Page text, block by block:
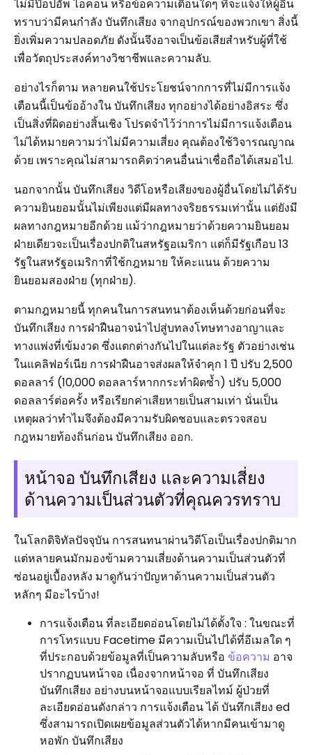
ไม่มีป๊อปอัพ ไอคอน หรือข้อความเตือนใดๆ ที่จะแจ้งให้ผู้อื่น
ทราบว่ามีคนกำลัง บันทึกเสียง จากอุปกรณ์ของพวกเขา สิ่งนี้
ยิ่งเพิ่มความปลอดภัย ดังนั้นจึงอาจเป็นข้อเสียสำหรับผู้ที่ใช้
เพื่อวัตถุประสงค์ทางวิชาชีพและความลับ.
อย่างไรก็ตาม หลายคนใช้ประโยชน์จากการที่ไม่มีการแจ้ง
เตือนนี้เป็นข้ออ้างใน บันทึกเสียง ทุกอย่างได้อย่างอิสระ ซึ่ง
เป็นสิ่งที่ผิดอย่างสิ้นเชิง โปรดจำไว้ว่าการไม่มีการแจ้งเตือน
ไม่ได้หมายความว่าไม่มีความเสี่ยง คุณต้องใช้วิจารณญาณ
ด้วย เพราะคุณไม่สามารถคิดว่าคนอื่นน่าเชื่อถือได้เสมอไป.
นอกจากนั้น บันทึกเสียง วิดีโอหรือเสียงของผู้อื่นโดยไม่ได้รับ
ความยินยอมนั้นไม่เพียงแต่มีผลทางจริยธรรมเท่านั้น แต่ยังมี
ผลทางกฎหมายอีกด้วย แม้ว่ากฎหมายว่าด้วยความยินยอม
ฝ่ายเดียวจะเป็นเรื่องปกติในสหรัฐอเมริกา แต่ก็มีรัฐเกือบ 13
รัฐในสหรัฐอเมริกาที่ใช้กฎหมาย ให้คะแนน ด้วยความ
ยินยอมสองฝ่าย (ทุกฝ่าย).
ตามกฎหมายนี้ ทุกคนในการสนทนาต้องเห็นด้วยก่อนที่จะ
บันทึกเสียง การฝ่าฝืนอาจนำไปสู่บทลงโทษทางอาญาและ
ทางแพ่งที่เข้มงวด ซึ่งแตกต่างกันไปในแต่ละรัฐ ตัวอย่างเช่น
ในแคลิฟอร์เนีย การฝ่าฝืนอาจส่งผลให้จำคุก 1 ปี ปรับ 2,500
ดอลลาร์ (10,000 ดอลลาร์หากกระทำผิดซ้ำ) ปรับ 5,000
ดอลลาร์ต่อครั้ง หรือเรียกค่าเสียหายเป็นสามเท่า นั่นเป็น
เหตุผลว่าทำไมจึงต้องมีความรับผิดชอบและตรวจสอบ
กฎหมายท้องถิ่นก่อน บันทึกเสียง ออก.
หน้าจอ บันทึกเสียง และความเสี่ยง
ด้านความเป็นส่วนตัวที่คุณควรทราบ
ในโลกดิจิทัลปัจจุบัน การสนทนาผ่านวิดีโอเป็นเรื่องปกติมาก
แต่หลายคนมักมองข้ามความเสี่ยงด้านความเป็นส่วนตัวที่
ซ่อนอยู่เบื้องหลัง มาดูกันว่าปัญหาด้านความเป็นส่วนตัว
หลักๆ มีอะไรบ้าง!
การแจ้งเตือน ที่ละเอียดอ่อนโดยไม่ได้ตั้งใจ : ในขณะที่
การโทรแบบ Facetime มีความเป็นไปได้ที่อีเมลใด ๆ
ที่ประกอบด้วยข้อมูลที่เป็นความลับหรือ ข้อความ อาจ
ปรากฏบนหน้าจอ เนื่องจากหน้าจอ ที่ บันทึกเสียง
บันทึกเสียง อย่างบนหน้าจอแบบเรียลไทม์ ผู้ป่วยที่
ละเอียดอ่อนดังกล่าว การแจ้งเตือน ได้ บันทึกเสียง ed
ซึ่งสามารถเปิดเผยข้อมูลส่วนตัวได้หากมีคนเข้ามาดู
หอพัก บันทึกเสียง